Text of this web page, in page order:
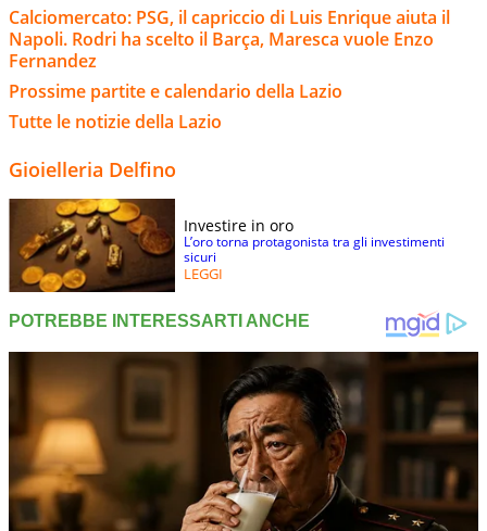
Calciomercato: PSG, il capriccio di Luis Enrique aiuta il
Napoli. Rodri ha scelto il Barça, Maresca vuole Enzo
Fernandez
Prossime partite e calendario della Lazio
Tutte le notizie della Lazio
Gioielleria Delfino
Investire in oro
L’oro torna protagonista tra gli investimenti
sicuri
LEGGI